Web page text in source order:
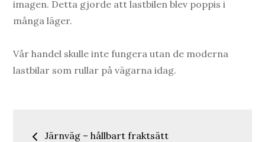
imagen. Detta gjorde att lastbilen blev poppis i
många läger.
Vår handel skulle inte fungera utan de moderna
lastbilar som rullar på vägarna idag.
Inläggsnavigering
Järnväg – hållbart fraktsätt